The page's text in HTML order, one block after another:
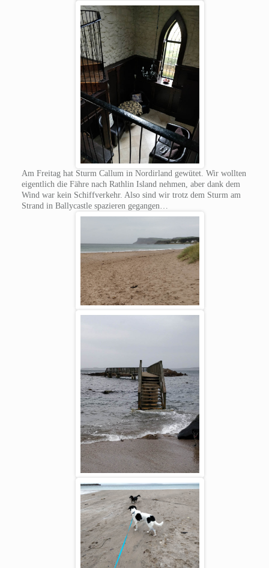
Am Freitag hat Sturm Callum in Nordirland gewütet. Wir wollten
eigentlich die Fähre nach Rathlin Island nehmen, aber dank dem
Wind war kein Schiffverkehr. Also sind wir trotz dem Sturm am
Strand in Ballycastle spazieren gegangen…